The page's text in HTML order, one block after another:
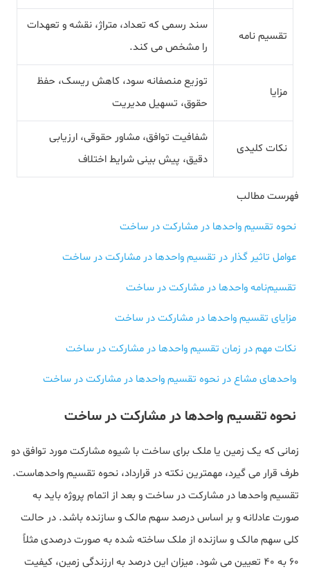
تقسیم نامه
سند رسمی که تعداد، متراژ، نقشه و تعهدات
را مشخص می کند.
مزایا
توزیع منصفانه سود، کاهش ریسک، حفظ
حقوق، تسهیل مدیریت
نکات کلیدی
شفافیت توافق، مشاور حقوقی، ارزیابی
دقیق، پیش بینی شرایط اختلاف
فهرست مطالب
نحوه تقسیم واحدها در مشارکت در ساخت
عوامل تاثیر گذار در تقسیم واحدها در مشارکت در ساخت
تقسیم‌نامه واحدها در مشارکت در ساخت
مزایای تقسیم واحدها در مشارکت در ساخت
نکات مهم در زمان تقسیم واحدها در مشارکت در ساخت
واحدهای مشاع در نحوه تقسیم واحدها در مشارکت در ساخت
نحوه تقسیم واحدها در مشارکت در ساخت
زمانی که یک زمین یا ملک برای ساخت با شیوه مشارکت مورد توافق دو
طرف قرار می گیرد، مهمترین نکته در قرارداد، نحوه تقسیم واحدهاست.
تقسیم واحدها در مشارکت در ساخت و بعد از اتمام پروژه باید به
صورت عادلانه و بر اساس درصد سهم مالک و سازنده باشد. در حالت
کلی سهم مالک و سازنده از ملک ساخته شده به صورت درصدی مثلاً
60 به 40 تعیین می شود. میزان این درصد به ارزندگی زمین، کیفیت